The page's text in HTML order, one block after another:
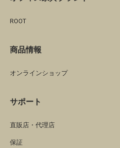
ROOT
商品情報
オンラインショップ
サポート
直販店・代理店
保証